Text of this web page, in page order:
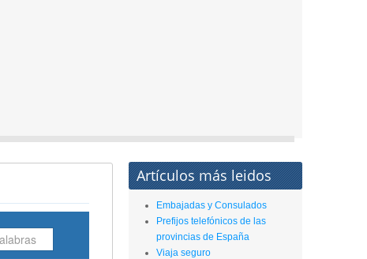
Artículos más leidos
Embajadas y Consulados
Prefijos telefónicos de las
provincias de España
Viaja seguro